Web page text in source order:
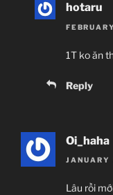
hotaru
1T ko ăn
Reply
Oi_haha
Lâu rồi